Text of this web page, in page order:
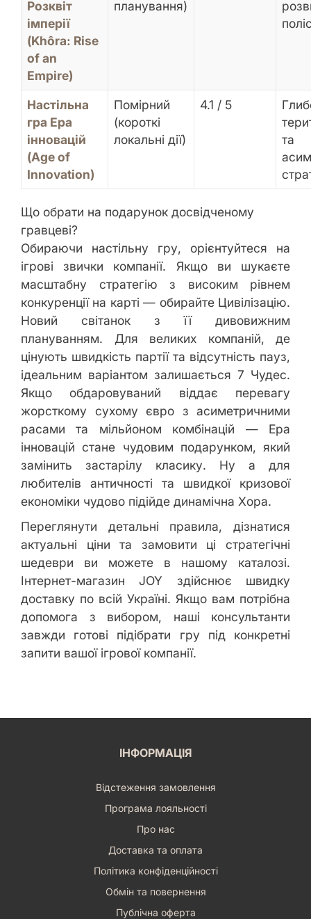
Розквіт
імперії
(Khôra: Rise
of an
Empire)
планування)
Настільна
гра Ера
інновацій
(Age of
Innovation)
Помірний
(короткі
локальні дії)
4.1 / 5
та
Що обрати на подарунок досвідченому
гравцеві?
Обираючи настільну гру, орієнтуйтеся на
ігрові звички компанії. Якщо ви шукаєте
масштабну стратегію з високим рівнем
конкуренції на карті — обирайте Цивілізацію.
Новий світанок з її дивовижним
плануванням. Для великих компаній, де
цінують швидкість партії та відсутність пауз,
ідеальним варіантом залишається 7 Чудес.
Якщо обдаровуваний віддає перевагу
жорсткому сухому євро з асиметричними
расами та мільйоном комбінацій — Ера
інновацій стане чудовим подарунком, який
замінить застарілу класику. Ну а для
любителів античності та швидкої кризової
економіки чудово підійде динамічна Хора.
Переглянути детальні правила, дізнатися
актуальні ціни та замовити ці стратегічні
шедеври ви можете в нашому каталозі.
Інтернет-магазин JOY здійснює швидку
доставку по всій Україні. Якщо вам потрібна
допомога з вибором, наші консультанти
завжди готові підібрати гру під конкретні
запити вашої ігрової компанії.
ІНФОРМАЦІЯ
Відстеження замовлення
Програма лояльності
Про нас
Доставка та оплата
Політика конфіденційності
Обмін та повернення
Публічна оферта